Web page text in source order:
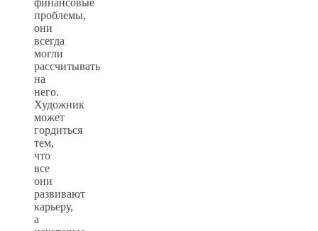
проблемы,
они
всегда
могли
рассчитывать
на
него.
Художник
может
гордиться
тем,
что
все
они
развивают
карьеру,
а